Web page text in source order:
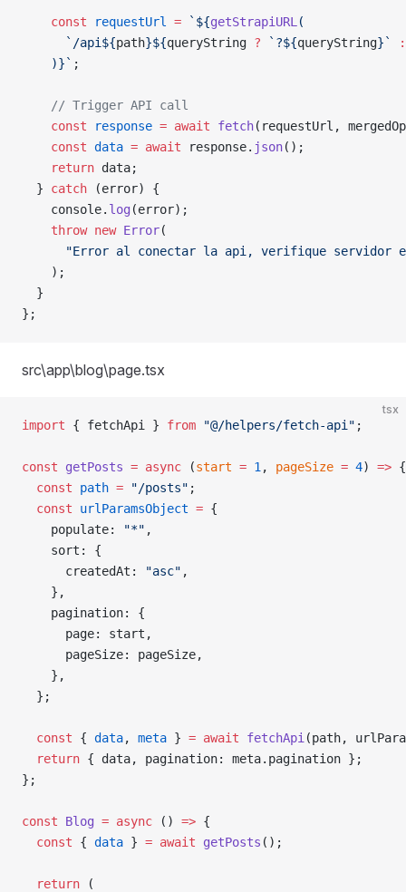
    const
requestUrl = `${getStrapiURL (
      `/api${
path}${queryString ? `?${queryString}`
:
    )
}` ;
    // Trigger API call
    const
response = await fetch(requestUrl,
    const
data = await response. json();
    return
data;
  }
catch (error) {
    console.
log (error);
    throw
new Error(
"Error al conectar la api, verifique servidor
    );
  }
};
src\app\blog\page.tsx
tsx
import { fetchApi } from "@/helpers/fetch-api" ;
const getPosts = async (start = 1 , pageSize = 4) => {
  const
path = "/posts" ;
  const
urlParamsObject = {
    populate:
"*" ,
    sort: {
      createdAt:
"asc" ,
    },
    pagination: {
      page: start,
      pageSize: pageSize,
    },
  };
  const
{ data, meta } = await fetchApi (path,
  return
{ data, pagination: meta.pagination };
};
const Blog = async () => {
  const
{ data } = await getPosts ();
  return
(